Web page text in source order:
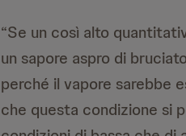
“Se un così alto
un sapore aspro di
perché il vapore sarebbe
che questa condizione si